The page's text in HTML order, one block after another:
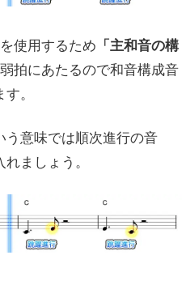
使用するため 「主和音の構
拍にあたるので和音構成音
。
意味では順次進行の音
ましょう。